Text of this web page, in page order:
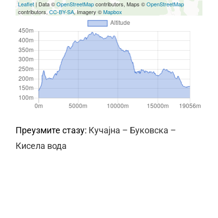
Leaflet | Data ©OpenStreetMapcontributors, Maps ©OpenStreetMap
contributors,CC-BY-SA, Imagery ©Mapbox
Преузмите стазу: Кучајна – Буковска –
Кисела вода